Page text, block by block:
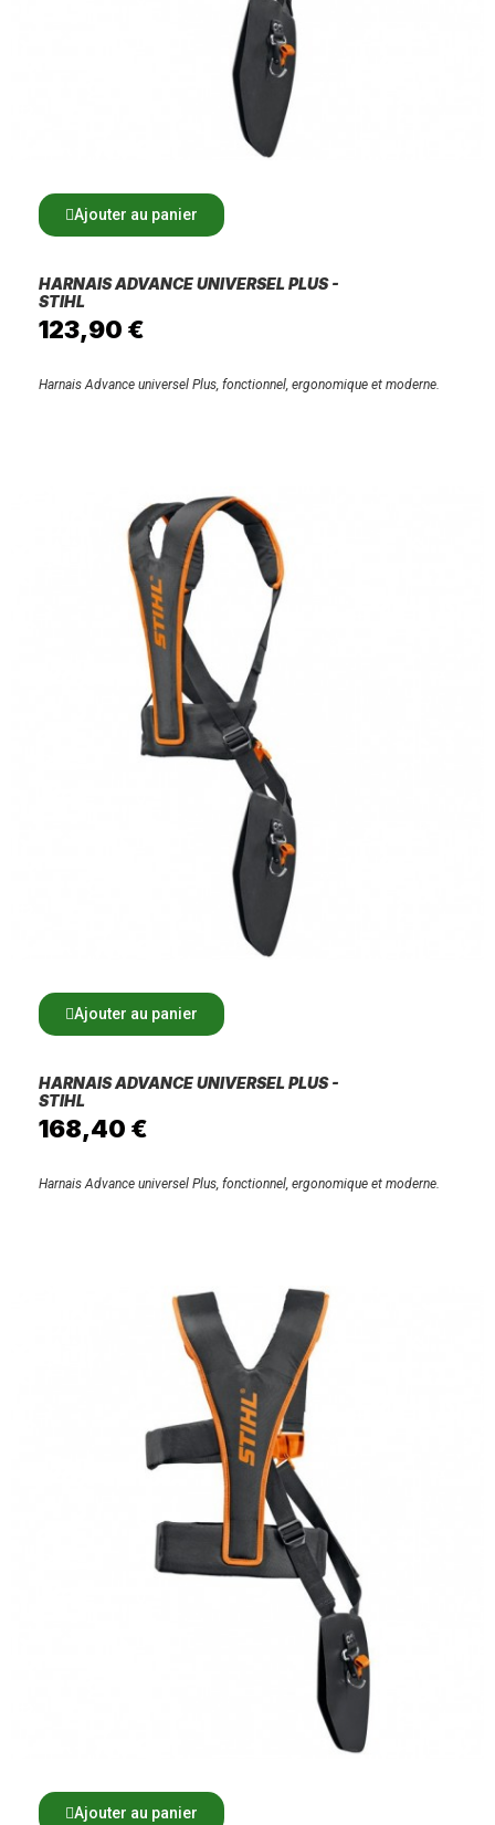
Ajouter au panier
HARNAIS ADVANCE UNIVERSEL PLUS -
STIHL
123,90 €
Harnais Advance universel Plus, fonctionnel, ergonomique et moderne.
Ajouter au panier
HARNAIS ADVANCE UNIVERSEL PLUS -
STIHL
168,40 €
Harnais Advance universel Plus, fonctionnel, ergonomique et moderne.
Ajouter au panier